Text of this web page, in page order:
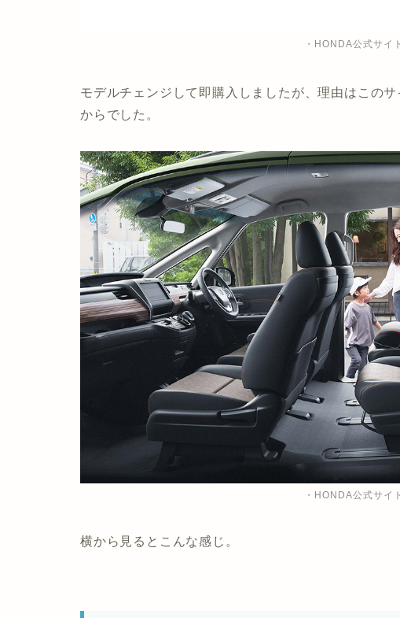
・HONDA公式サイ
モデルチェンジして即購入しましたが、理由はこのサ
からでした。
・HONDA公式サイ
横から見るとこんな感じ。